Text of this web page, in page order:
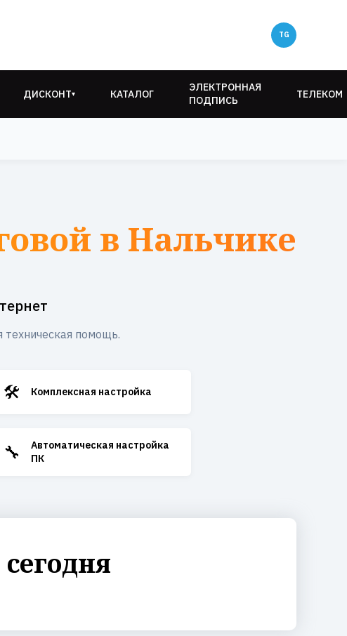
ДИСКОНТ▾ КАТАЛОГ
ЭЛЕКТРОННАЯ
ПОДПИСЬ
ТЕЛЕКОМ
в Нальчике
помощь.
🛠️ Комплексная настройка
🔧
Автоматическая настройка
ПК